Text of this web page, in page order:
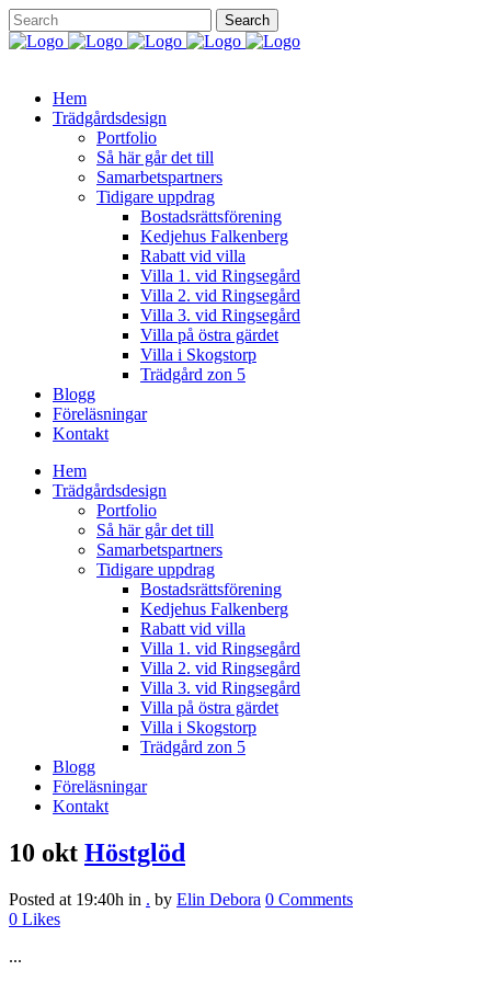
Hem
Trädgårdsdesign
Portfolio
Så här går det till
Samarbetspartners
Tidigare uppdrag
Bostadsrättsförening
Kedjehus Falkenberg
Rabatt vid villa
Villa 1. vid Ringsegård
Villa 2. vid Ringsegård
Villa 3. vid Ringsegård
Villa på östra gärdet
Villa i Skogstorp
Trädgård zon 5
Blogg
Föreläsningar
Kontakt
Hem
Trädgårdsdesign
Portfolio
Så här går det till
Samarbetspartners
Tidigare uppdrag
Bostadsrättsförening
Kedjehus Falkenberg
Rabatt vid villa
Villa 1. vid Ringsegård
Villa 2. vid Ringsegård
Villa 3. vid Ringsegård
Villa på östra gärdet
Villa i Skogstorp
Trädgård zon 5
Blogg
Föreläsningar
Kontakt
10 okt Höstglöd
Posted at 19:40h in . by Elin Debora 0 Comments
0 Likes
...